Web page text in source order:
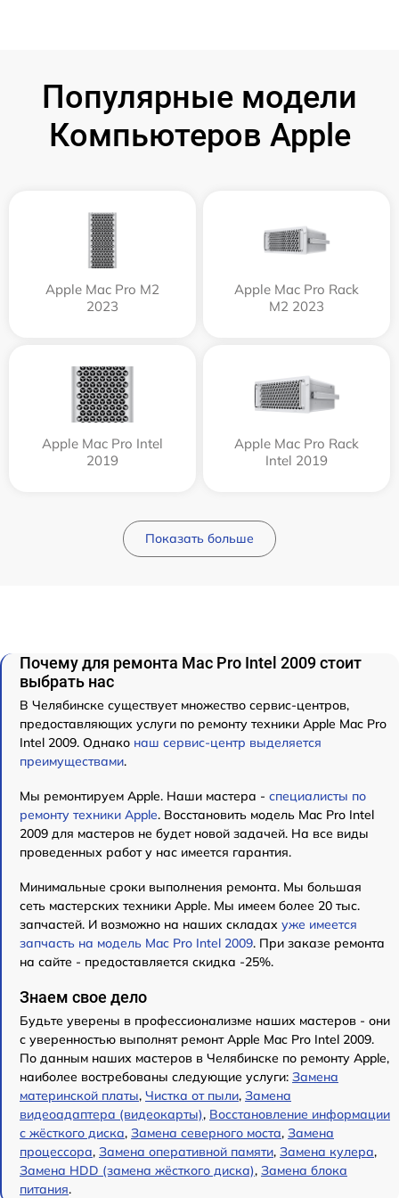
Популярные модели
Компьютеров Apple
Apple Mac Pro M2
2023
Apple Mac Pro Rack
M2 2023
Apple Mac Pro Intel
2019
Apple Mac Pro Rack
Intel 2019
Показать больше
Почему для ремонта Mac Pro Intel 2009 стоит
выбрать нас
В Челябинске существует множество сервис-центров,
предоставляющих услуги по ремонту техники Apple Mac Pro
Intel 2009. Однако наш сервис-центр выделяется
преимуществами.
Мы ремонтируем Apple. Наши мастера - специалисты по
ремонту техники Apple. Восстановить модель Mac Pro Intel
2009 для мастеров не будет новой задачей. На все виды
проведенных работ у нас имеется гарантия.
Минимальные сроки выполнения ремонта. Мы большая
сеть мастерских техники Apple. Мы имеем более 20 тыс.
запчастей. И возможно на наших складах уже имеется
запчасть на модель Mac Pro Intel 2009. При заказе ремонта
на сайте - предоставляется скидка -25%.
Знаем свое дело
Будьте уверены в профессионализме наших мастеров - они
с уверенностью выполнят ремонт Apple Mac Pro Intel 2009.
По данным наших мастеров в Челябинске по ремонту Apple,
наиболее востребованы следующие услуги: Замена
материнской платы, Чистка от пыли, Замена
видеоадаптера (видеокарты), Восстановление информации
с жёсткого диска, Замена северного моста, Замена
процессора, Замена оперативной памяти, Замена кулера,
Замена HDD (замена жёсткого диска), Замена блока
питания.